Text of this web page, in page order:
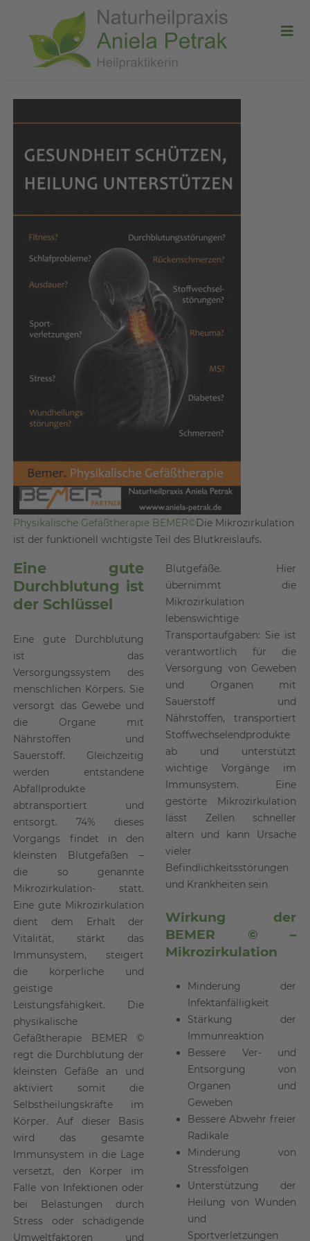
Physikalische Gefäßtherapie BEMER©Die Mikrozirkulation
ist der funktionell wichtigste Teil des Blutkreislaufs.
Eine gute
Durchblutung ist
der Schlüssel
Eine gute Durchblutung
ist das
Versorgungssystem des
menschlichen Körpers. Sie
versorgt das Gewebe und
die Organe mit
Nährstoffen und
Sauerstoff. Gleichzeitig
werden entstandene
Abfallprodukte
abtransportiert und
entsorgt. 74% dieses
Vorgangs findet in den
kleinsten Blutgefäßen –
die so genannte
Mikrozirkulation- statt.
Eine gute Mikrozirkulation
dient dem Erhalt der
Vitalität, stärkt das
Immunsystem, steigert
die körperliche und
geistige
Leistungsfähigkeit. Die
physikalische
Gefäßtherapie BEMER ©
regt die Durchblutung der
kleinsten Gefäße an und
aktiviert somit die
Selbstheilungskräfte im
Körper. Auf dieser Basis
wird das gesamte
Immunsystem in die Lage
versetzt, den Körper im
Falle von Infektionen oder
bei Belastungen durch
Stress oder schädigende
Umweltfaktoren und
Blutgefäße. Hier
übernimmt die
Mikrozirkulation
lebenswichtige
Transportaufgaben: Sie ist
verantwortlich für die
Versorgung von Geweben
und Organen mit
Sauerstoff und
Nährstoffen, transportiert
Stoffwechselendprodukte
ab und unterstützt
wichtige Vorgänge im
Immunsystem. Eine
gestörte Mikrozirkulation
lässt Zellen schneller
altern und kann Ursache
vieler
Befindlichkeitsstörungen
und Krankheiten sein
Wirkung der
BEMER © –
Mikrozirkulation
Minderung der
Infektanfälligkeit
Stärkung der
Immunreaktion
Bessere Ver- und
Entsorgung von
Organen und
Geweben
Bessere Abwehr freier
Radikale
Minderung von
Stressfolgen
Unterstützung der
Heilung von Wunden
und
Sportverletzungen